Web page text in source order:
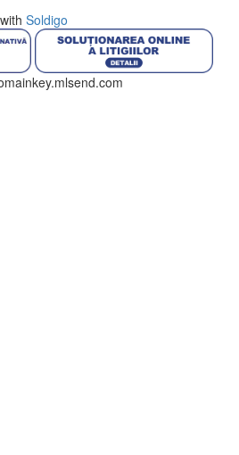
Soldigo